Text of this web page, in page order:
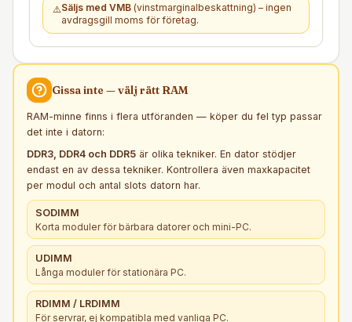
⚠️Säljs med VMB (vinstmarginalbeskattning) – ingen
avdragsgill moms för företag.
Gissa inte — välj rätt RAM
RAM-minne finns i flera utföranden — köper du fel typ passar
det inte i datorn:
DDR3, DDR4 och DDR5 är olika tekniker. En dator stödjer
endast en av dessa tekniker. Kontrollera även maxkapacitet
per modul och antal slots datorn har.
SODIMM
Korta moduler för bärbara datorer och mini-PC.
UDIMM
Långa moduler för stationära PC.
RDIMM / LRDIMM
För servrar, ej kompatibla med vanliga PC.